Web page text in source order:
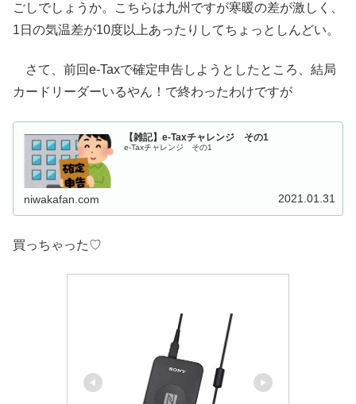
ごしでしょうか。こちらは九州ですが寒暖の差が激しく、
1日の気温差が10度以上あったりしてちょっとしんどい。
さて、前回e-Taxで確定申告しようとしたところ、結局
カードリーダーいるやん！で終わったわけですが
【雑記】e-Taxチャレンジ その1
e-Taxチャレンジ その1
niwakafan.com 2021.01.31
買っちゃった♡